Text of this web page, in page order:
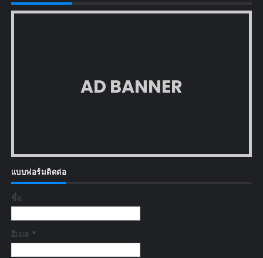
AD BANNER
แบบฟอร์มติดต่อ
ชื่อ
อีเมล *